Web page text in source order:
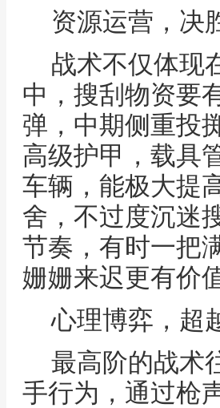
资源运营，决
战术不仅体现
中，搜刮物资要
弹，中期侧重投
高级护甲，载具
车辆，能极大提
舍，不过度沉迷
节奏，有时一把
姗姗来迟更有价值
心理博弈，超
最高阶的战术
手行为，通过枪